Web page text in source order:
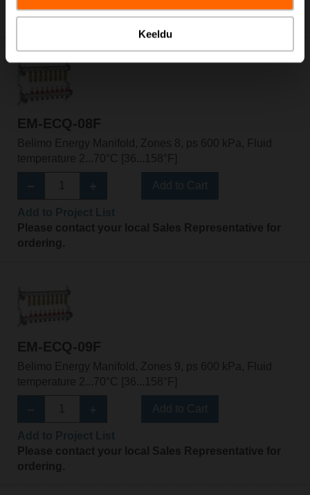
Keeldu
ordering.
EM-ECQ-08F
Belimo Energy Manifold, Zones 8, ps 600 kPa, Fluid
temperature 2...70°C [36...158°F]
Please contact your local Sales Representative for
ordering.
EM-ECQ-09F
Belimo Energy Manifold, Zones 9, ps 600 kPa, Fluid
temperature 2...70°C [36...158°F]
Please contact your local Sales Representative for
ordering.